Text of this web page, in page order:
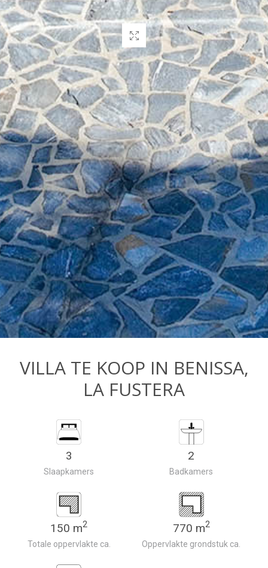
VILLA TE KOOP IN BENISSA,
LA FUSTERA
3
Slaapkamers
2
Badkamers
150 m2
Totale oppervlakte ca.
770 m2
Oppervlakte grondstuk ca.